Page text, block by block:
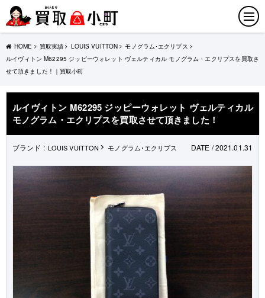
HOME 買取実績 LOUIS VUITTON
モノグラム･エクリプス
ルイヴィトン M62295 ジッピーウォレット ヴェルティカル モノグラム・エクリプスを買取さ
せて頂きました！｜買取小町
ルイヴィトン M62295 ジッピーウォレット ヴェルティカル
モノグラム・エクリプスを買取させて頂きました！
ブランド : LOUIS VUITTON モノグラム･エクリプス DATE / 2021.01.31